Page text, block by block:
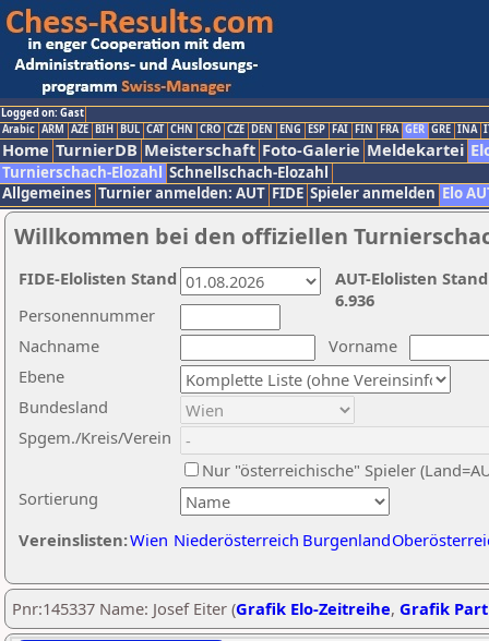
Logged on: Gast
Arabic ARM AZE BIH BUL CAT CHN CRO CZE DEN ENG ESP FAI FIN FRA GER GRE INA
Home TurnierDB Meisterschaft Foto-Galerie Meldekartei
Turnierschach-Elozahl Schnellschach-Elozahl
Allgemeines Turnier anmelden: AUT FIDE Spieler anmelden Elo
Willkommen bei den offiziellen
Nachname
Vorname
Ebene
Sortierung
Personennummer
Bundesland
Spgem./Kreis/Verein
Nur "österreichische" Spieler
Vereinslisten:Wien Niederösterreich Burgenland
AUT-Elolisten
6.936
FIDE-Elolisten Stand
Pnr:145337 Name: Josef Eiter (Grafik Elo-Zeitreihe, Grafik